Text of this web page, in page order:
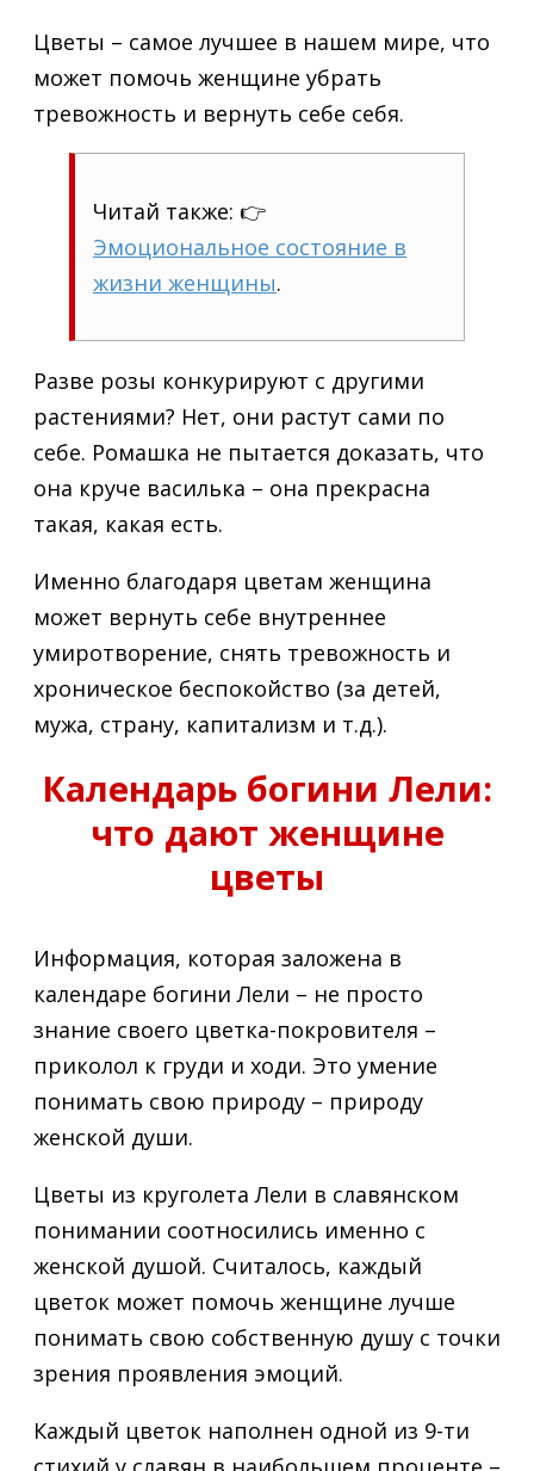
Цветы – самое лучшее в нашем мире, что
может помочь женщине убрать
тревожность и вернуть себе себя.
Читай также: 👉
Эмоциональное состояние в
жизни женщины.
Разве розы конкурируют с другими
растениями? Нет, они растут сами по
себе. Ромашка не пытается доказать, что
она круче василька – она прекрасна
такая, какая есть.
Именно благодаря цветам женщина
может вернуть себе внутреннее
умиротворение, снять тревожность и
хроническое беспокойство (за детей,
мужа, страну, капитализм и т.д.).
Календарь богини Лели:
что дают женщине
цветы
Информация, которая заложена в
календаре богини Лели – не просто
знание своего цветка-покровителя –
приколол к груди и ходи. Это умение
понимать свою природу – природу
женской души.
Цветы из круголета Лели в славянском
понимании соотносились именно с
женской душой. Считалось, каждый
цветок может помочь женщине лучше
понимать свою собственную душу с точки
зрения проявления эмоций.
Каждый цветок наполнен одной из 9-ти